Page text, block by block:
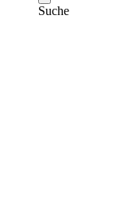
Suche